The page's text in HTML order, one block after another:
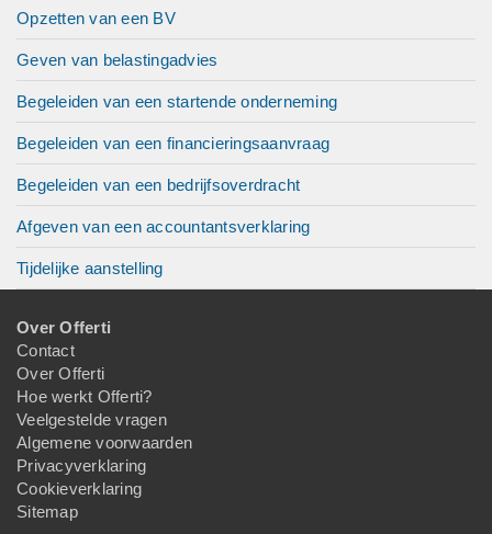
Opzetten van een BV
Geven van belastingadvies
Begeleiden van een startende onderneming
Begeleiden van een financieringsaanvraag
Begeleiden van een bedrijfsoverdracht
Afgeven van een accountantsverklaring
Tijdelijke aanstelling
Over Offerti
Contact
Over Offerti
Hoe werkt Offerti?
Veelgestelde vragen
Algemene voorwaarden
Privacyverklaring
Cookieverklaring
Sitemap